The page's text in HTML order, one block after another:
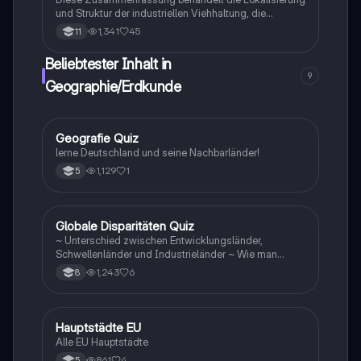
und Struktur der industriellen Viehhaltung, die
Entwicklung und Bedeutung der Landwirtschaft sowie
die ökologischen und ökonomischen
Herausforderungen. Sie analysiert den
Strukturwandel, den Einsatz von Düngemitteln und die
Auswirkungen der Automatisierung auf die
Landwirtschaft. Ideal für die Vorbereitung auf
11 1,341 45
Beliebtester Inhalt in
Geographie/Erdkunde
9
GGeographie/Erdkunde
Geografie Quiz
lerne Deutschland und seine Nachbarländer!
5 1,129 1
GGeographie/Erdkunde
Globale Disparitäten Quiz
~ Unterschied zwischen Entwicklungsländer,
Schwellenländer und Industrieländer ~ Wie man
gegen die Disparitäten kämpfen sollte
8 1,243 6
HGeographie/Erdkunde
Hauptstädte EU
Alle EU Hauptstädte